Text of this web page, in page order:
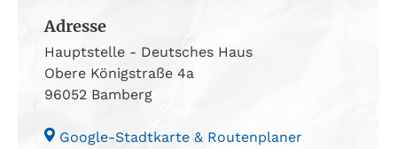
Adresse
Hauptstelle - Deutsches Haus
Obere Königstraße 4a
96052 Bamberg
Google-Stadtkarte & Routenplaner